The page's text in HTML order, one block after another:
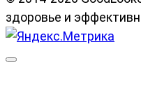
здоровье и